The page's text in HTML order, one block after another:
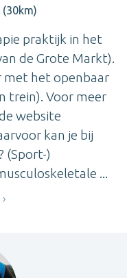
(30km)
praktijk in het
de Grote Markt).
met het openbaar
trein). Voor meer
website
kan je bij
(Sport-)
...